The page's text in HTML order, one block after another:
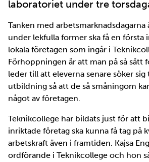
laboratoriet under tre
Tanken med arbetsmarknadsdagarna
under lekfulla former ska få en
lokala företagen som ingår i
Förhoppningen är att man på så sätt
leder till att eleverna senare söker
utbildning så att de så småningom
något av företagen.
Teknikcollege har bildats just för att
inriktade företag ska kunna få tag på
arbetskraft även i framtiden. Kajsa
ordförande i Teknikcollege och hon